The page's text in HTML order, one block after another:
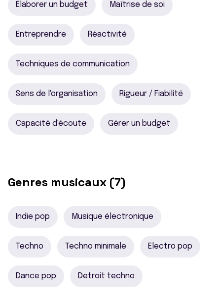
Élaborer un budget Maîtrise de soi
Entreprendre Réactivité
Techniques de communication
Sens de l'organisation Rigueur / Fiabilité
Capacité d'écoute Gérer un budget
Genres musicaux (7)
Indie pop Musique électronique
Techno Techno minimale Electro pop
Dance pop Detroit techno